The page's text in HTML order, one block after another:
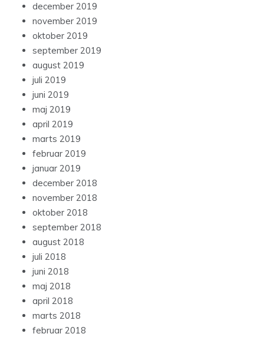
december 2019
november 2019
oktober 2019
september 2019
august 2019
juli 2019
juni 2019
maj 2019
april 2019
marts 2019
februar 2019
januar 2019
december 2018
november 2018
oktober 2018
september 2018
august 2018
juli 2018
juni 2018
maj 2018
april 2018
marts 2018
februar 2018